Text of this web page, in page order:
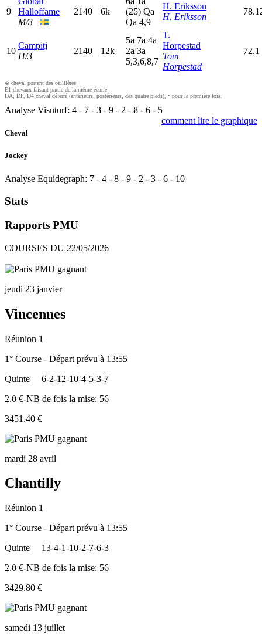
9
Halloffame
M/3
2140 6k
(25) Qa
Qa 4,9
H. Eriksson
H. Eriksson
10
Campitj
H/3
2140 12k
5a 7a 4a
2a 3a
5,3,6,8,7
T.
Horpestad
Tom
Horpestad
72.1
⊗ cheval portant des oeilllères
E1 chevaux faisant partie de la même écurie
DA, DP, D4 cheval déferré (antérieurs, postérieurs, des quatre pieds), • pour la première fois.
Analyse Visuturf: 4 - 7 - 3 - 9 - 2 - 8 - 6 - 5
comment lire le graphique
Cheval
Jockey
Analyse Equidegraph: 7 - 4 - 8 - 9 - 2 - 3 - 6 - 10
Stats
Rapports PMU
COURSES DU 22/05/2026
jeudi 23 janvier
Vincennes
Réunion 1
1° Course - Départ prévu à 13:55
Quinte
6-2-12-10-4-5-3-7
2.0 €-NB de fois la mise: 56
3451.40 €
mardi 28 avril
Chantilly
Réunion 1
1° Course - Départ prévu à 13:55
Quinte
13-4-1-10-2-7-6-3
2.0 €-NB de fois la mise: 56
3429.80 €
samedi 13 juillet